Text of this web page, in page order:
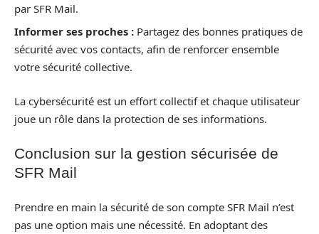
par SFR Mail.
Informer ses proches : Partagez des bonnes pratiques de
sécurité avec vos contacts, afin de renforcer ensemble
votre sécurité collective.
La cybersécurité est un effort collectif et chaque utilisateur
joue un rôle dans la protection de ses informations.
Conclusion sur la gestion sécurisée de
SFR Mail
Prendre en main la sécurité de son compte SFR Mail n’est
pas une option mais une nécessité. En adoptant des